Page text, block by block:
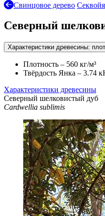
Свинцовое дерево Секвойя
Северный
Характеристики древесины:
Плотность – 560 кг/м³
Твёрдость Янка – 3.74
Характеристики древесины
Северный шелковистый дуб
Cardwellia sublimis